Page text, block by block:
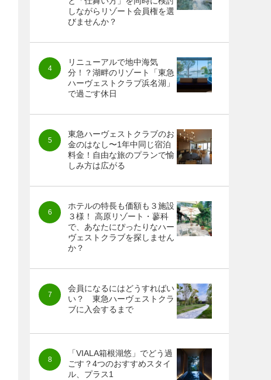
しながらリゾート会員権を選
びませんか？
リニューアルで地中海気
分！？湖畔のリゾート「東急
ハーヴェストクラブ浜名湖」
で過ごす休日
東急ハーヴェストクラブのお
金のはなし〜1年中同じ宿泊
料金！自由な旅のプランで愉
しみ方は広がる
ホテルの特長も価額も３施設
３様！ 高原リゾート・蓼科
で、あなたにぴったりなハー
ヴェストクラブを探しません
か？
会員になるにはどうすればい
い？ 東急ハーヴェストクラ
ブに入会するまで
「VIALA箱根湖悠」でどう過
ごす？4つのおすすめスタイ
ル、プラス1